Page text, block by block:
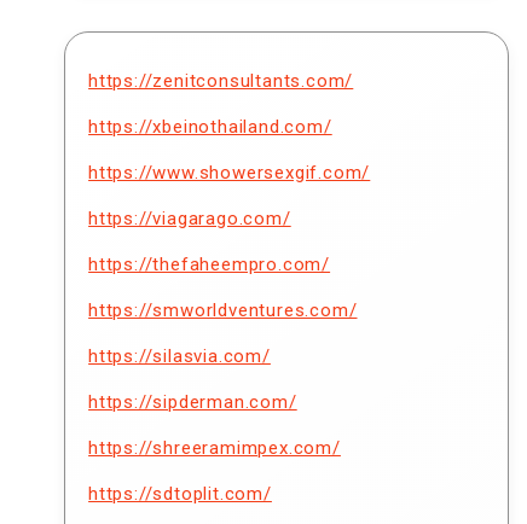
https://zenitconsultants.com/
https://xbeinothailand.com/
https://www.showersexgif.com/
https://viagarago.com/
https://thefaheempro.com/
https://smworldventures.com/
https://silasvia.com/
https://sipderman.com/
https://shreeramimpex.com/
https://sdtoplit.com/